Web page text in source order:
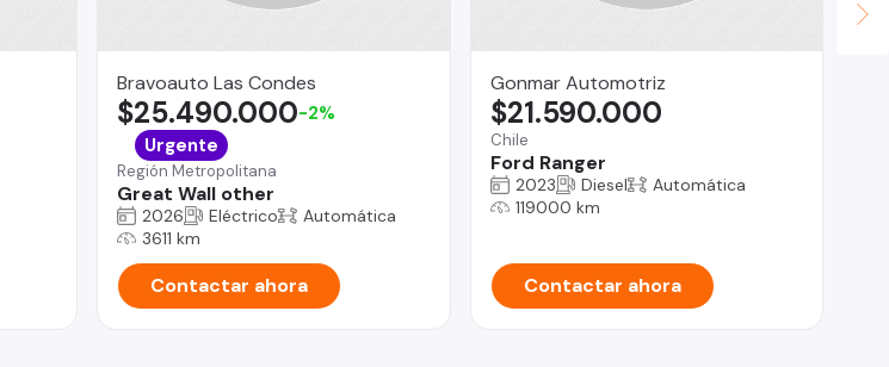
Bravoauto Las Condes
Región Metropolitana
Great Wall other
$25.490.000-2%
Urgente
2026 Eléctrico
Automática
3611 km
Contactar ahora
Gonmar Automotriz
Chile
Ford Ranger
$21.590.000
2023 Diesel
Automática
119000 km
Contactar ahora